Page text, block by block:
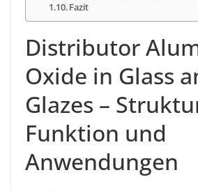
Fazit
Distributor
Oxide in Glass
Glazes –
Funktion und
Anwendungen